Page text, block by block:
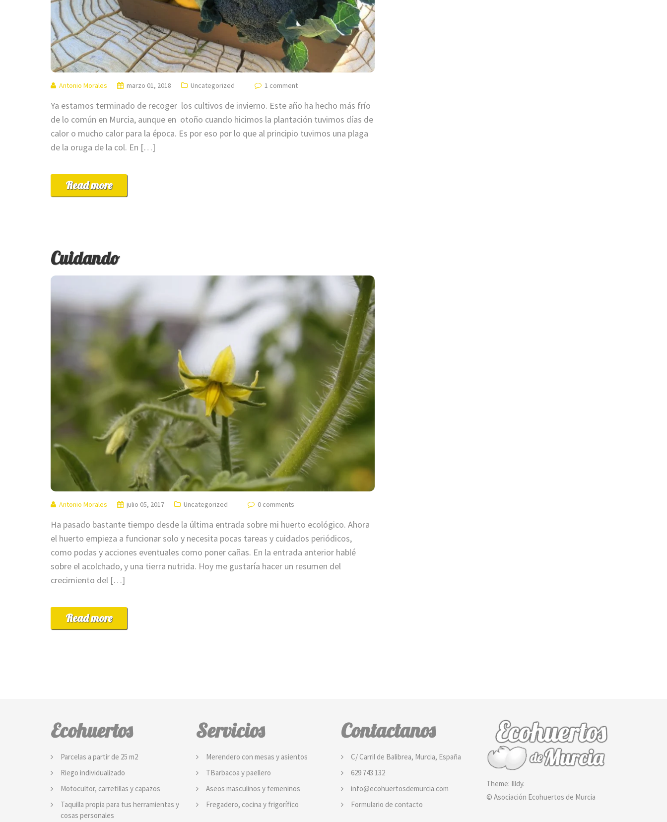
Antonio Morales marzo 01, 2018 Uncategorized 1 comment
Ya estamos terminado de recoger los cultivos de invierno. Este año ha hecho más frío
de lo común en Murcia, aunque en otoño cuando hicimos la plantación tuvimos días de
calor o mucho calor para la época. Es por eso por lo que al principio tuvimos una plaga
de la oruga de la col. En […]
Read more
Cuidando
Antonio Morales julio 05, 2017 Uncategorized 0 comments
Ha pasado bastante tiempo desde la última entrada sobre mi huerto ecológico. Ahora
el huerto empieza a funcionar solo y necesita pocas tareas y cuidados periódicos,
como podas y acciones eventuales como poner cañas. En la entrada anterior hablé
sobre el acolchado, y una tierra nutrida. Hoy me gustaría hacer un resumen del
crecimiento del […]
Read more
Ecohuertos
Parcelas a partir de 25 m2
Riego individualizado
Motocultor, carretillas y capazos
Taquilla propia para tus herramientas y
cosas personales
Servicios
Merendero con mesas y asientos
TBarbacoa y paellero
Aseos masculinos y femeninos
Fregadero, cocina y frigorífico
Contactanos
C/ Carril de Balibrea, Murcia, España
629 743 132
info@ecohuertosdemurcia.com
Formulario de contacto
Theme: Illdy.
© Asociación Ecohuertos de Murcia